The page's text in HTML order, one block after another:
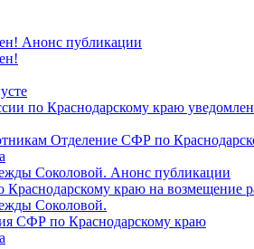
Анонс публикации
по Краснодарскому краю
Отделение СФР по
Соколовой. Анонс публикации
краю на возмещение
Соколовой.
СФР по Краснодарскому краю